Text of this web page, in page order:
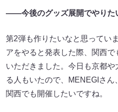
――今後のグッズ展開でやりた
第2弾も作りたいなと思ってい
アをやると発表した際、関西
いただきました。今日も京都
る人もいたので、MENEGIさん
関西でも開催したいですね。